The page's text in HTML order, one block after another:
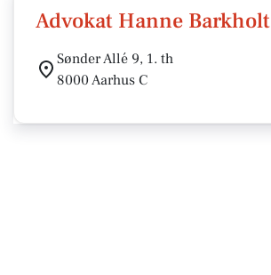
Advokat Hanne Barkholt
Sønder Allé 9, 1. th
8000 Aarhus C